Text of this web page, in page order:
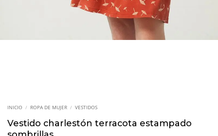
INICIO / ROPA DE MUJER / VESTIDOS
Vestido charlestón terracota estampado